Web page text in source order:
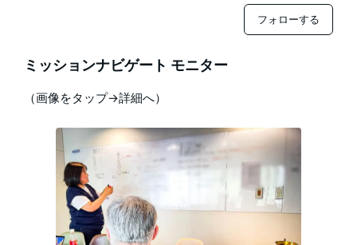
フォローする
ミッションナビゲート モニター
（画像をタップ→詳細へ）